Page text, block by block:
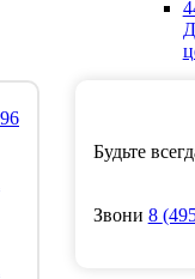
Будьте
Звони 8